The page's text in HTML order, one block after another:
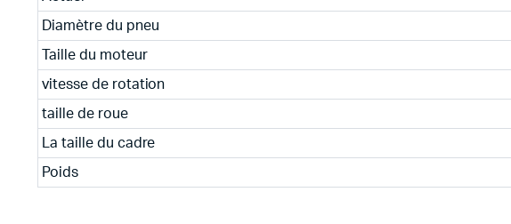
Diamètre du pneu
Taille du moteur
vitesse de rotation
taille de roue
La taille du cadre
Poids